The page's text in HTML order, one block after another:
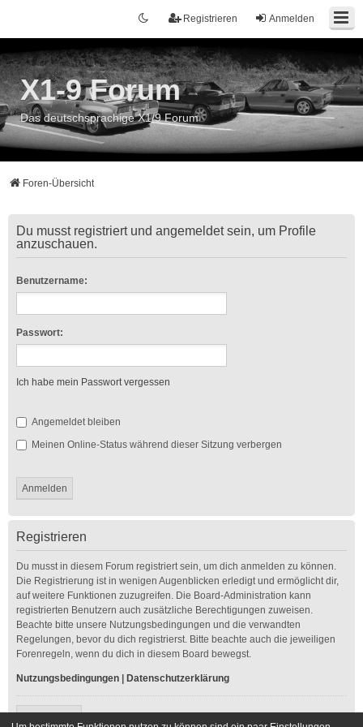
Anmelden
Registrieren
X1-9 Forum
Das deutschsprachige X1/9 Forum
Foren-Übersicht
Du musst registriert und angemeldet sein, um Profile
anzuschauen.
Benutzername:
Passwort:
Ich habe mein Passwort vergessen
Angemeldet bleiben
Meinen Online-Status während dieser Sitzung verbergen
Registrieren
Du musst in diesem Forum registriert sein, um dich anmelden zu können.
Die Registrierung ist in wenigen Augenblicken erledigt und ermöglicht dir,
auf weitere Funktionen zuzugreifen. Die Board-Administration kann
registrierten Benutzern auch zusätzliche Berechtigungen zuweisen.
Beachte bitte unsere Nutzungsbedingungen und die verwandten
Regelungen, bevor du dich registrierst. Bitte beachte auch die jeweiligen
Forenregeln, wenn du dich in diesem Board bewegst.
Nutzungsbedingungen Datenschutzerklärung